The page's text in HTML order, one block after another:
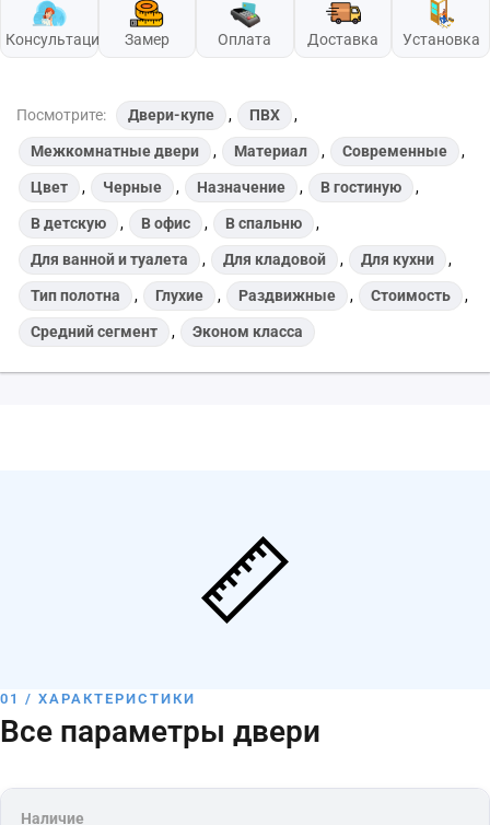
Консультация Замер Оплата Доставка Установка
Посмотрите: Двери-купе , ПВХ ,
Межкомнатные двери , Материал , Современные ,
Цвет , Черные , Назначение , В гостиную ,
В детскую , В офис , В спальню ,
Для ванной и туалета , Для кладовой , Для кухни ,
Тип полотна , Глухие , Раздвижные , Стоимость ,
Средний сегмент , Эконом класса
01 / ХАРАКТЕРИСТИКИ
Все параметры двери
Наличие